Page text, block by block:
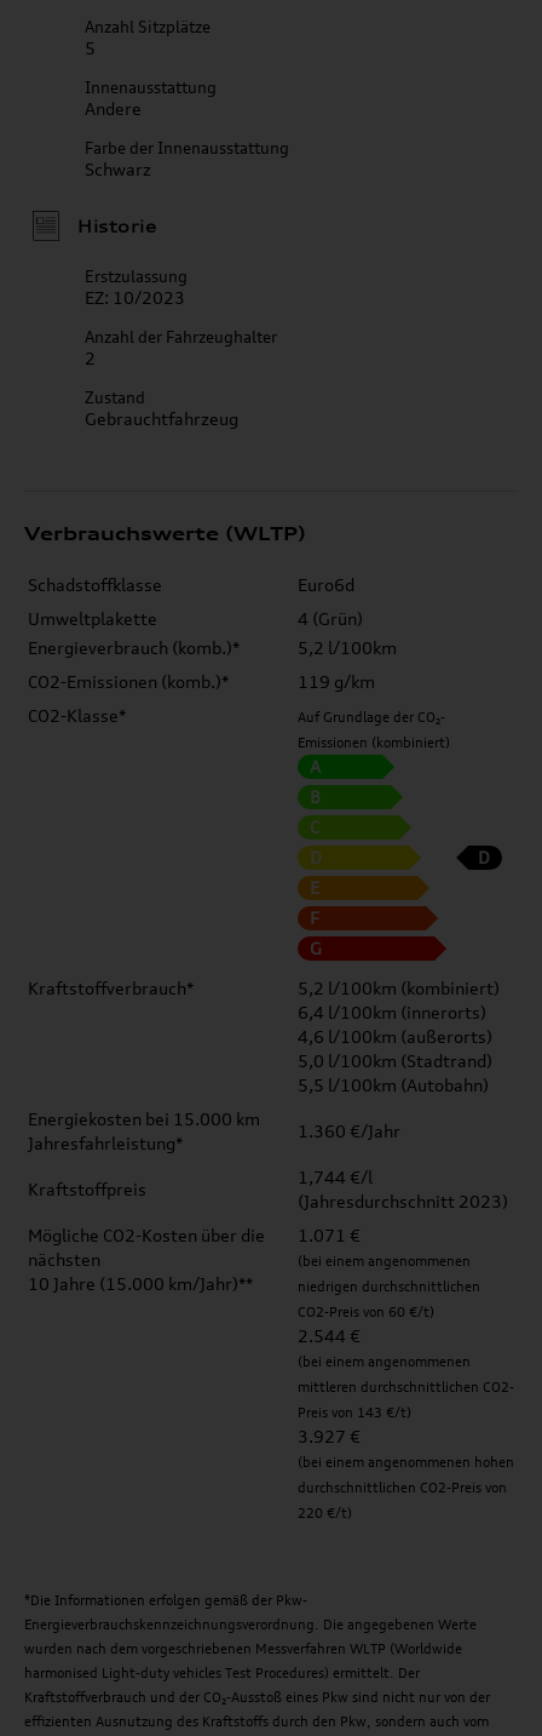
Anzahl Sitzplätze
5
Innenausstattung
Andere
Farbe der Innenausstattung
Schwarz
Historie
Erstzulassung
EZ: 10/2023
Anzahl der Fahrzeughalter
2
Zustand
Gebrauchtfahrzeug
Verbrauchswerte (WLTP)
Schadstoffklasse
Euro6d
Umweltplakette
4 (Grün)
Energieverbrauch (komb.)*
5,2 l/100km
CO2-Emissionen (komb.)*
119 g/km
CO2-Klasse*
Auf Grundlage der CO₂-
Emissionen (kombiniert)
A
B
C
D
E
F
G
D
Kraftstoffverbrauch*
5,2 l/100km (kombiniert)
6,4 l/100km (innerorts)
4,6 l/100km (außerorts)
5,0 l/100km (Stadtrand)
5,5 l/100km (Autobahn)
Energiekosten bei 15.000 km
Jahresfahrleistung*
1.360 €/Jahr
Kraftstoffpreis
1,744 €/l
(Jahresdurchschnitt 2023)
Mögliche CO2-Kosten über die
nächsten
10 Jahre (15.000 km/Jahr)**
1.071 €
(bei einem angenommenen
niedrigen durchschnittlichen
CO2-Preis von 60 €/t)
2.544 €
(bei einem angenommenen
mittleren durchschnittlichen CO2-
Preis von 143 €/t)
3.927 €
(bei einem angenommenen hohen
durchschnittlichen CO2-Preis von
220 €/t)
*Die Informationen erfolgen gemäß der Pkw-
Energieverbrauchskennzeichnungsverordnung. Die angegebenen Werte
wurden nach dem vorgeschriebenen Messverfahren WLTP (Worldwide
harmonised Light-duty vehicles Test Procedures) ermittelt. Der
Kraftstoffverbrauch und der CO₂-Ausstoß eines Pkw sind nicht nur von der
effizienten Ausnutzung des Kraftstoffs durch den Pkw, sondern auch vom